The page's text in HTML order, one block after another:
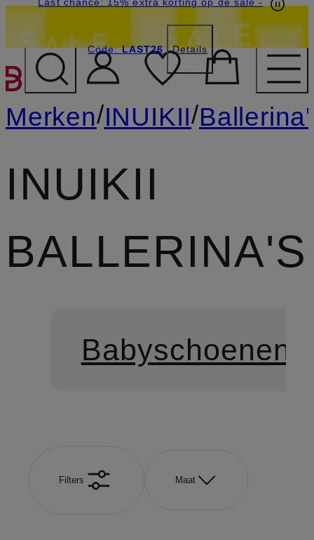
GA NAAR
Code:LAST26 Details
Merken/INUIKII/
INUIKII
BALLERINA'S
Babyschoenen
Filters Maat